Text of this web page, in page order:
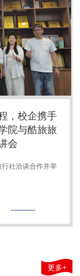
，校企携手
院与酷旅旅
会
社洽谈合作并举
更多+